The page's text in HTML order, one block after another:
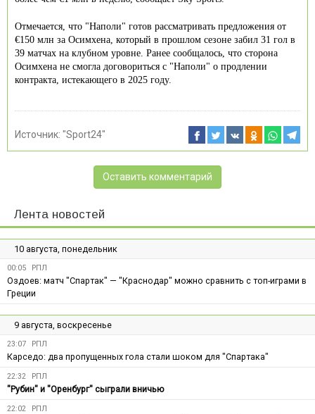
Отмечается, что "Наполи" готов рассматривать предложения от
€150 млн за Осимхена, который в прошлом сезоне забил 31 гол в
39 матчах на клубном уровне. Ранее сообщалось, что сторона
Осимхена не смогла договориться с "Наполи" о продлении
контракта, истекающего в 2025 году.
Источник: "Sport24"
Оставить комментарий
Лента новостей
10 августа, понедельник
00:05 РПЛ
Оздоев: матч "Спартак" — "Краснодар" можно сравнить с топ-играми в
Греции
9 августа, воскресенье
23:07 РПЛ
Карседо: два пропущенных гола стали шоком для "Спартака"
22:32 РПЛ
"Рубин" и "Оренбург" сыграли вничью
22:02 РПЛ